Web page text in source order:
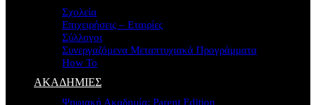
Σχολεία
Επιχειρήσεις – Εταιρίες
Σύλλογοι
Συνεργαζόμενα Μεταπτυχιακά Προγράμματα
How To
ΑΚΑΔΗΜΙΕΣ
Ψηφιακή Ακαδημία: Parent Edition